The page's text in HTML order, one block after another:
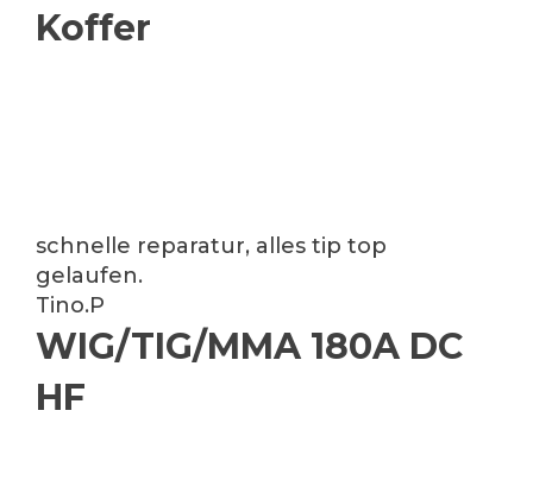
Koffer
schnelle reparatur, alles tip top
gelaufen.
Tino.P
WIG/TIG/MMA 180A DC
HF